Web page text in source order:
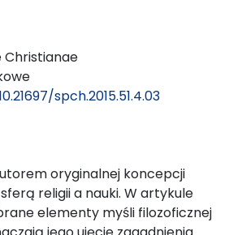
Christianae
spch.2015.51.4.03
oryginalnej koncepcji
religii a nauki. W artykule
elementy myśli filozoficznej